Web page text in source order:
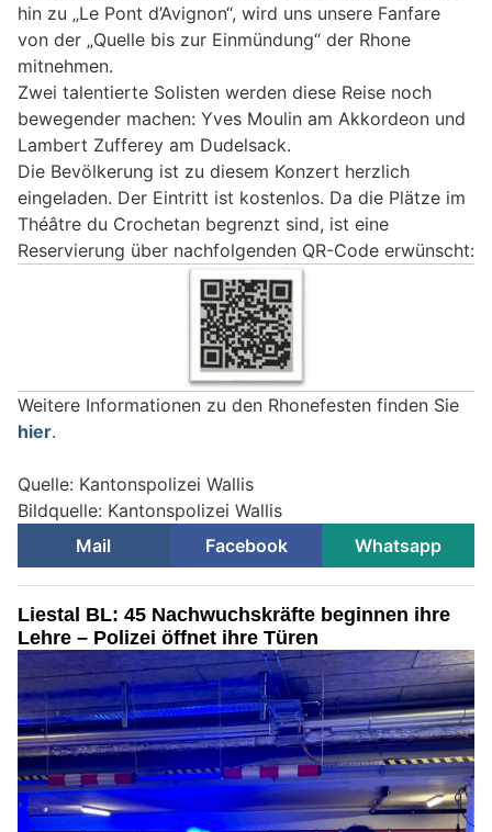
hin zu „Le Pont d’Avignon“, wird uns unsere Fanfare
von der „Quelle bis zur Einmündung“ der Rhone
mitnehmen.
Zwei talentierte Solisten werden diese Reise noch
bewegender machen: Yves Moulin am Akkordeon und
Lambert Zufferey am Dudelsack.
Die Bevölkerung ist zu diesem Konzert herzlich
eingeladen. Der Eintritt ist kostenlos. Da die Plätze im
Théâtre du Crochetan begrenzt sind, ist eine
Reservierung über nachfolgenden QR-Code erwünscht:
Weitere Informationen zu den Rhonefesten finden Sie
hier.
Quelle: Kantonspolizei Wallis
Bildquelle: Kantonspolizei Wallis
Mail
Facebook Whatsapp
Liestal BL: 45 Nachwuchskräfte beginnen ihre
Lehre – Polizei öffnet ihre Türen